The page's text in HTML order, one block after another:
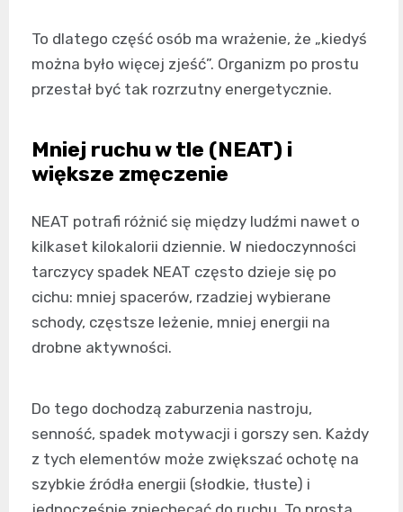
To dlatego część osób ma wrażenie, że „kiedyś
można było więcej zjeść”. Organizm po prostu
przestał być tak rozrzutny energetycznie.
Mniej ruchu w tle (NEAT) i
większe zmęczenie
NEAT potrafi różnić się między ludźmi nawet o
kilkaset kilokalorii dziennie. W niedoczynności
tarczycy spadek NEAT często dzieje się po
cichu: mniej spacerów, rzadziej wybierane
schody, częstsze leżenie, mniej energii na
drobne aktywności.
Do tego dochodzą zaburzenia nastroju,
senność, spadek motywacji i gorszy sen. Każdy
z tych elementów może zwiększać ochotę na
szybkie źródła energii (słodkie, tłuste) i